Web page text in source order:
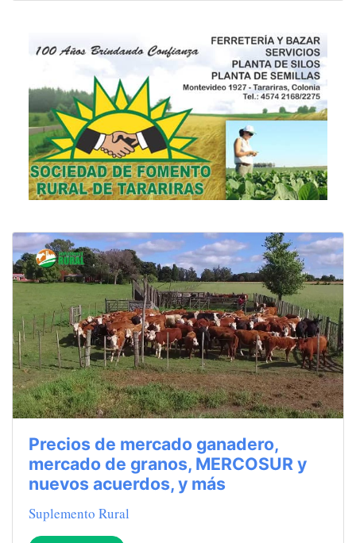
Precios de mercado ganadero,
mercado de granos, MERCOSUR y
nuevos acuerdos, y más
Suplemento Rural